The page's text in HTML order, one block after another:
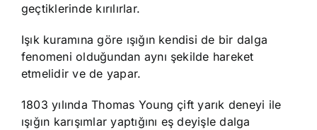
geçtiklerinde kırılırlar.
Işık kuramına göre ışığın kendisi de bir dalga
fenomeni olduğundan aynı şekilde hareket
etmelidir ve de yapar.
1803 yılında Thomas Young çift yarık deneyi ile
ışığın karışımlar yaptığını eş deyişle dalga